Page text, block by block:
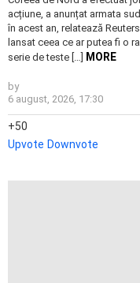
acțiune, a anunțat armata
în acest an, relatează
lansat ceea ce ar putea fi o
serie de teste […]
MORE
by
6 august, 2026, 17:30
50
Upvote Downvote